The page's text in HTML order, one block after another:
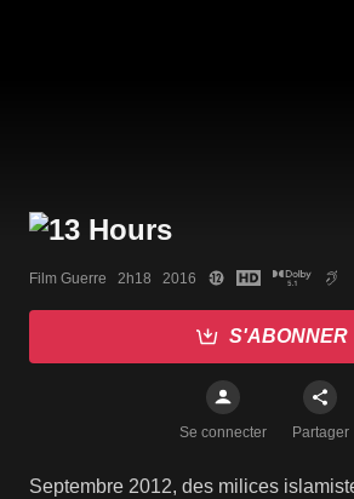
Film Guerre   2h18   2016
S'ABONNER
Se connecter Partager
Septembre 2012, des milices